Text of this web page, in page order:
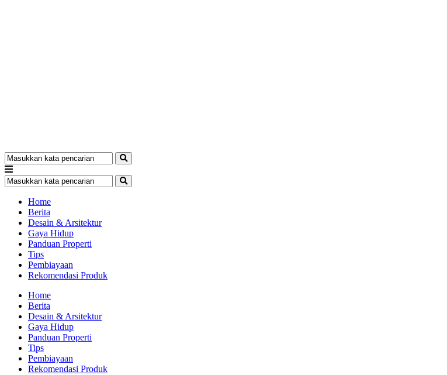
Home
Berita
Desain & Arsitektur
Gaya Hidup
Panduan Properti
Tips
Pembiayaan
Rekomendasi Produk
Home
Berita
Desain & Arsitektur
Gaya Hidup
Panduan Properti
Tips
Pembiayaan
Rekomendasi Produk